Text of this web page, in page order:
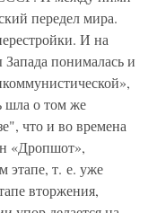
передел мира.
И на
Запада понималась и
шла о том же
что и во времена
«Дропшот»,
этапе, т. е. уже
вторжения,